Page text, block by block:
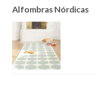
Alfombras Nórdicas